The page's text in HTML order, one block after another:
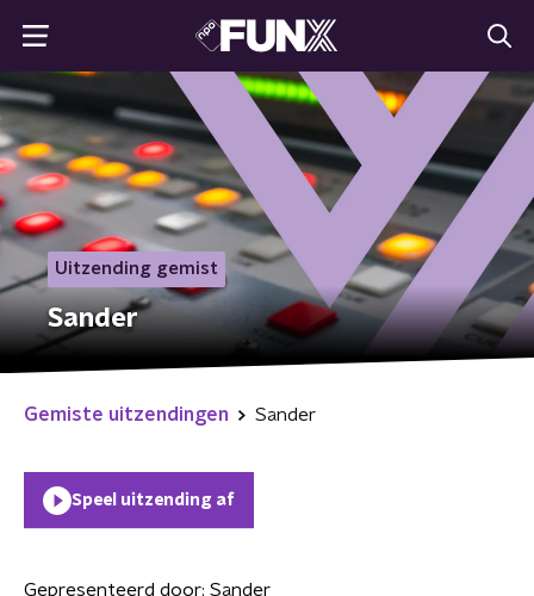
Uitzending gemist
Sander
Gemiste uitzendingen Sander
Speel uitzending af
Gepresenteerd door: Sander